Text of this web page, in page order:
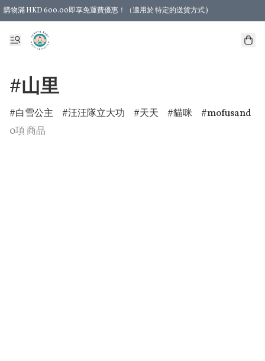
購物滿 HKD 600.00即享免運費優惠！（適用於 特定的送貨方式 )
#山里
白雪公主 汪汪隊立大功 天天 貓咪
mofusand
0項 商品